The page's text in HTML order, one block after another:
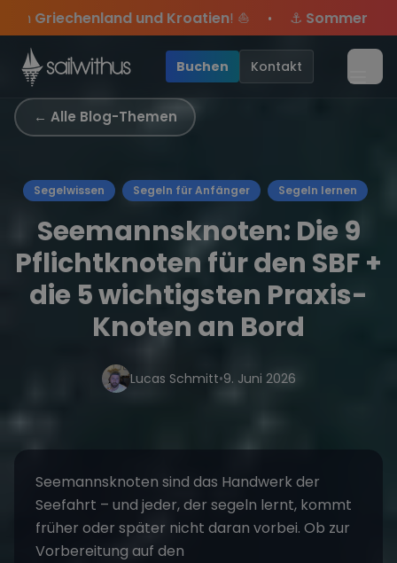
Skip to content
• ⚓Sommer-Special: Mit Code Yachtsicherst du
Sichere Dir jetztDein Meilenbuch und Deine
mehr Sowie20€ Rabatt auf deinen ersten Törn
Season Closing Party 2026!Die Saison war
Buchen Kontakt
← Alle Blog-Themen
Segelwissen Segeln für Anfänger Segeln lernen
Seemannsknoten: Die 9
Pflichtknoten für den SBF +
die 5 wichtigsten Praxis-
Knoten an Bord
Lucas Schmitt•9. Juni 2026
Seemannsknoten sind das Handwerk der
Seefahrt – und jeder, der segeln lernt, kommt
früher oder später nicht daran vorbei. Ob zur
Vorbereitung auf den